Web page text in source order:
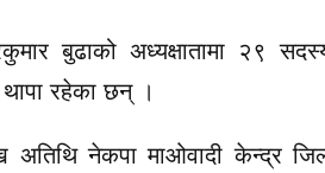
बुढाको अध्यक्षातामा २९
रहेका छन् ।
अतिथि नेकपा माओवादी केन्द्र